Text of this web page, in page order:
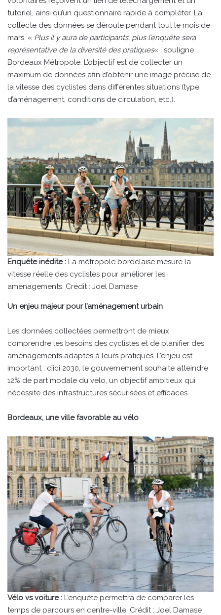
tutoriel, ainsi qu’un questionnaire rapide à compléter. La
collecte des données se déroule pendant tout le mois de
mars. « Plus il y aura de participants, plus l’enquête sera
représentative de la diversité des pratiques« , souligne
Bordeaux Métropole. L’objectif est de collecter un
maximum de données afin d’obtenir une image précise de
la vitesse des cyclistes dans différentes situations (type
d’aménagement, conditions de circulation, etc.).
Enquête inédite : La métropole bordelaise mesure la
vitesse réelle des cyclistes pour améliorer les
aménagements. Crédit : Joel Damase
Un enjeu majeur pour l’aménagement urbain
Les données collectées permettront de mieux
comprendre les besoins des cyclistes et de planifier des
aménagements adaptés à leurs pratiques. L’enjeu est
important : d’ici 2030, le gouvernement souhaite atteindre
12% de part modale du vélo, un objectif ambitieux qui
nécessite des infrastructures sécurisées et efficaces.
Bordeaux, une ville favorable au vélo
Vélo vs voiture : L’enquête permettra de comparer les
temps de parcours en centre-ville. Crédit : Joel Damase